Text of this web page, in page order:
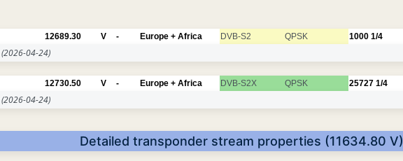
12689.30 V - Europe + Africa DVB-S2 QPSK 1000 1/4
(2026-04-24)
12730.50 V - Europe + Africa DVB-S2X QPSK 25727 1/4
(2026-04-24)
Detailed transponder stream properties (11634.80 V)